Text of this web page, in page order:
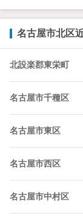
名古屋市北区
北設楽郡東栄町
名古屋市千種区
名古屋市東区
名古屋市西区
名古屋市中村区